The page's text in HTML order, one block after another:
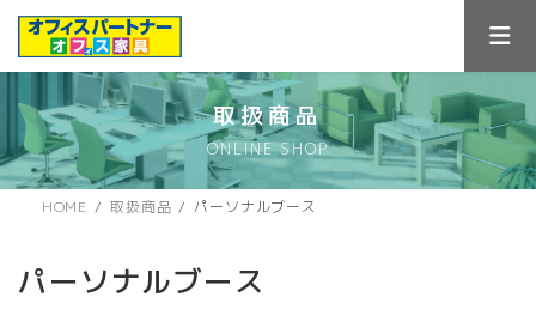
ス
キ
ン
に
取扱商品
ONLINE SHOP
HOME 取扱商品 パーソナルブース
パーソナルブース